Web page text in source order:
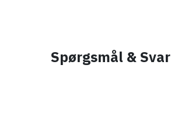
Spørgsmål & Svar